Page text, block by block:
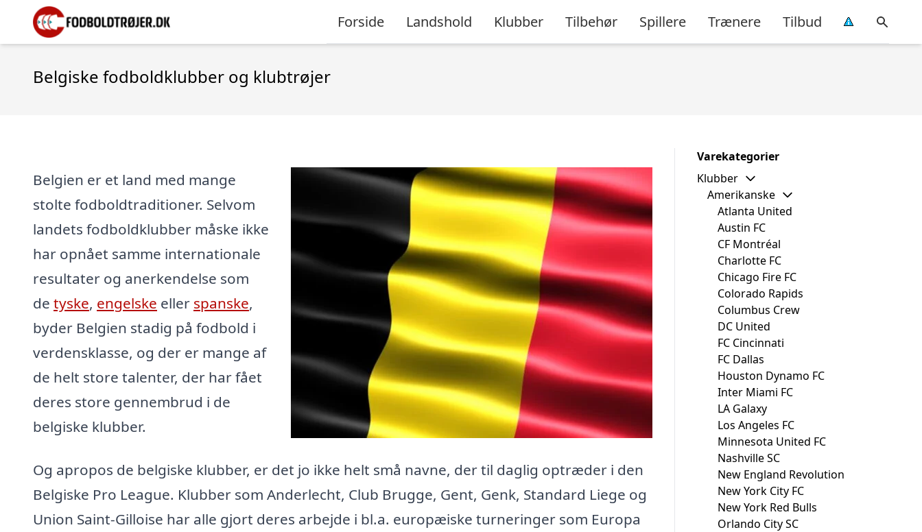
Forside Landshold Klubber Tilbehør Spillere Trænere Tilbud
Belgiske fodboldklubber og klubtrøjer
Belgien er et land med mange
stolte fodboldtraditioner. Selvom
landets fodboldklubber måske ikke
har opnået samme internationale
resultater og anerkendelse som
de tyske, engelske eller spanske,
byder Belgien stadig på fodbold i
verdensklasse, og der er mange af
de helt store talenter, der har fået
deres store gennembrud i de
belgiske klubber.
Og apropos de belgiske klubber, er det jo ikke helt små navne, der til daglig optræder i den
Belgiske Pro League. Klubber som Anderlecht, Club Brugge, Gent, Genk, Standard Liege og
Union Saint-Gilloise har alle gjort deres arbejde i bl.a. europæiske turneringer som Europa
Varekategorier
Klubber
Amerikanske
Atlanta United
Austin FC
CF Montréal
Charlotte FC
Chicago Fire FC
Colorado Rapids
Columbus Crew
DC United
FC Cincinnati
FC Dallas
Houston Dynamo FC
Inter Miami FC
LA Galaxy
Los Angeles FC
Minnesota United FC
Nashville SC
New England Revolution
New York City FC
New York Red Bulls
Orlando City SC